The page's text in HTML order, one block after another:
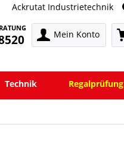
Ackrutat Industrietechnik
Mein Konto
Technik Regalprüfung